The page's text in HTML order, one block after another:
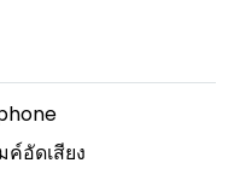
ค์อัดเสียง